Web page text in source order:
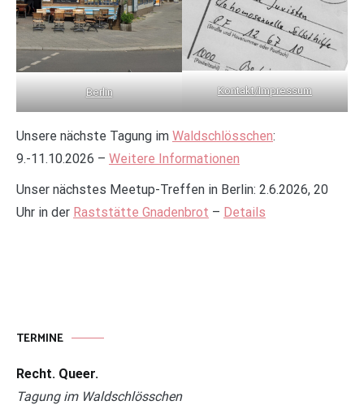
Berlin Kontakt/Impressum
Unsere nächste Tagung im Waldschlösschen:
9.-11.10.2026 – Weitere Informationen
Unser nächstes Meetup-Treffen in Berlin: 2.6.2026, 20
Uhr in der Raststätte Gnadenbrot – Details
TERMINE
Recht. Queer.
Tagung im Waldschlösschen